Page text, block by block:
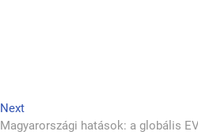
NextNext
post:
Magyarországi hatások: a globális